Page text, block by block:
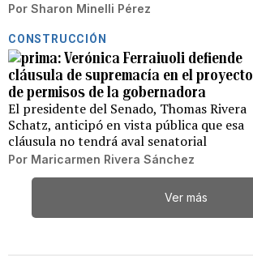
Por Sharon Minelli Pérez
CONSTRUCCIÓN
Verónica Ferraiuoli defiende
cláusula de supremacía en el proyecto
de permisos de la gobernadora
El presidente del Senado, Thomas Rivera
Schatz, anticipó en vista pública que esa
cláusula no tendrá aval senatorial
Por Maricarmen Rivera Sánchez
Ver más